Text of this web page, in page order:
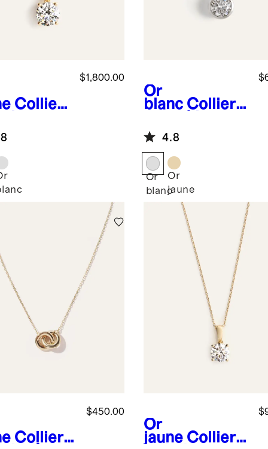
Collier
carats à
de
$1,800.00
Or
blanc Collier
à diamant de
laboratoire
4.8
Or
blanc
Or
jaune
Collier
$450.00
Or
jaune Collier